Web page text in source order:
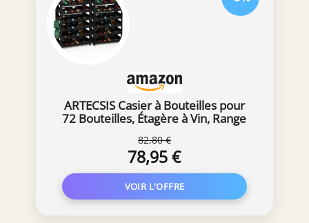
ARTECSIS Casier à Bouteilles pour
72 Bouteilles, Étagère à Vin, Range
82,80 €
78,95 €